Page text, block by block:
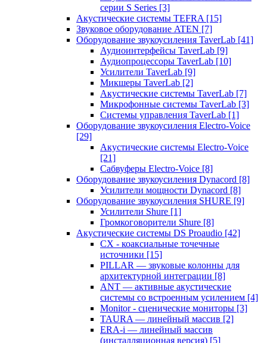
серии S Series [3]
Акустические системы TEFRA [15]
Звуковое оборудование ATEN [7]
Оборудование звукоусиления TaverLab [41]
Аудиоинтерфейсы TaverLab [9]
Аудиопроцессоры TaverLab [10]
Усилители TaverLab [9]
Микшеры TaverLab [2]
Акустические системы TaverLab [7]
Микрофонные системы TaverLab [3]
Системы управления TaverLab [1]
Оборудование звукоусиления Electro-Voice
[29]
Акустические системы Electro-Voice
[21]
Сабвуферы Electro-Voice [8]
Оборудование звукоусиления Dynacord [8]
Усилители мощности Dynacord [8]
Оборудование звукоусиления SHURE [9]
Усилители Shure [1]
Громкоговорители Shure [8]
Акустические системы DS Proaudio [42]
CX - коаксиальные точечные
источники [15]
PILLAR — звуковые колонны для
архитектурной интеграции [8]
ANT — активные акустические
системы со встроенным усилением [4]
Monitor - сценические мониторы [3]
TAURA — линейный массив [2]
ERA-i — линейный массив
(инсталляционная версия) [5]